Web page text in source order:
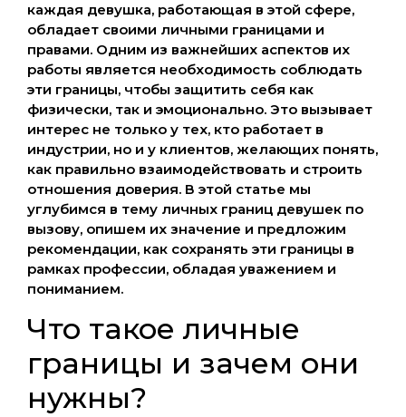
каждая девушка, работающая в этой сфере,
обладает своими личными границами и
правами. Одним из важнейших аспектов их
работы является необходимость соблюдать
эти границы, чтобы защитить себя как
физически, так и эмоционально. Это вызывает
интерес не только у тех, кто работает в
индустрии, но и у клиентов, желающих понять,
как правильно взаимодействовать и строить
отношения доверия. В этой статье мы
углубимся в тему личных границ девушек по
вызову, опишем их значение и предложим
рекомендации, как сохранять эти границы в
рамках профессии, обладая уважением и
пониманием.
Что такое личные
границы и зачем они
нужны?